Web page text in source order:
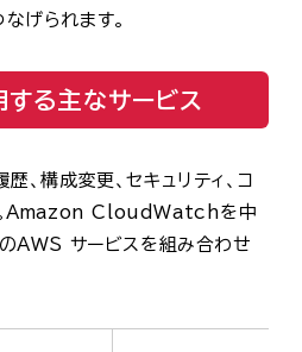
げられます。
る主なサービス
、構成変更、セキュリティ、コ
。Amazon CloudWatchを中
AWS サービスを組み合わせ